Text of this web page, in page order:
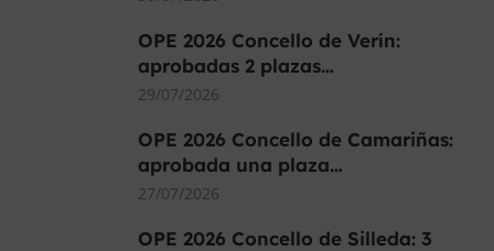
OPE 2026 Concello de Verín:
aprobadas 2 plazas…
29/07/2026
OPE 2026 Concello de Camariñas:
aprobada una plaza…
27/07/2026
OPE 2026 Concello de Silleda: 3